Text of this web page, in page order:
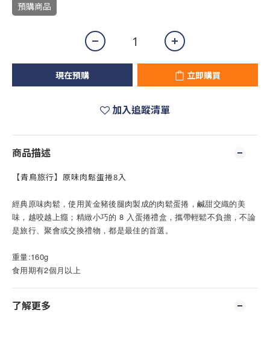
預購商品
現在預購 立即購買
加入追蹤清單
商品描述
【青鳥旅行】原味肉鬆蛋捲8入
經典原味肉鬆，使用黃金豬後腿肉製成的肉鬆蛋捲，鹹甜交織的美
味，越咬越上癮；精緻小巧的 8 入蛋捲禮盒，攜帶輕鬆不負擔，不論
是旅行、聚會或交換禮物，都是最佳的首選。
重量:160g
食用期有2個月以上
了解更多